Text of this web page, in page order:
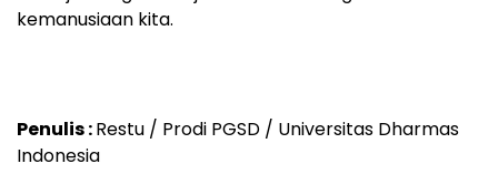
kemanusiaan kita.
Penulis :Restu / Prodi PGSD / Universitas Dharmas
Indonesia